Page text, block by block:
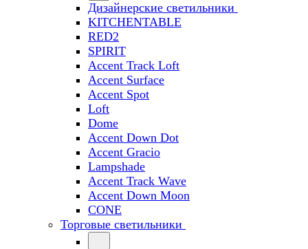
Дизайнерские светильники
KITCHENTABLE
RED2
SPIRIT
Accent Track Loft
Accent Surface
Accent Spot
Loft
Dome
Accent Down Dot
Accent Gracio
Lampshade
Accent Track Wave
Accent Down Moon
CONE
Торговые светильники